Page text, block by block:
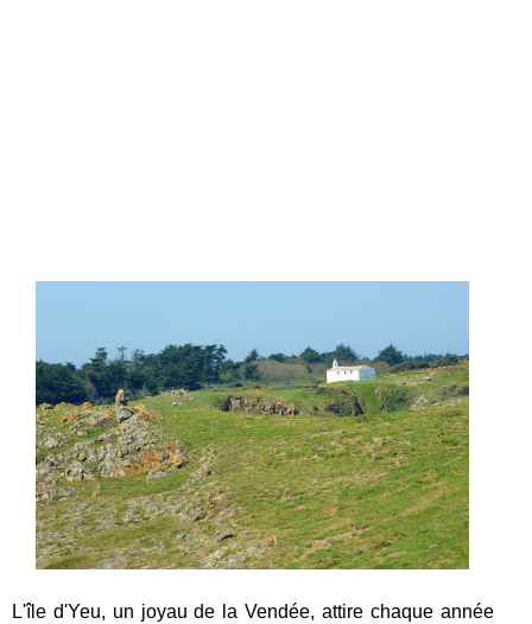
L'île d'Yeu, un joyau de la Vendée, attire chaque année